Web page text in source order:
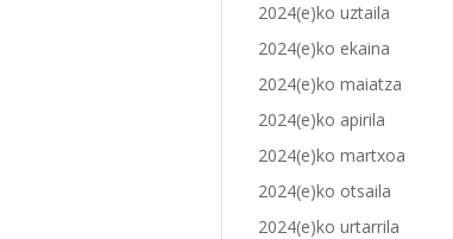
2024(e)ko uztaila
2024(e)ko ekaina
2024(e)ko maiatza
2024(e)ko apirila
2024(e)ko martxoa
2024(e)ko otsaila
2024(e)ko urtarrila